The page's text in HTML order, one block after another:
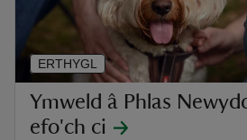
Ymweld â Phlas
efo'ch ci
ERTHYGL